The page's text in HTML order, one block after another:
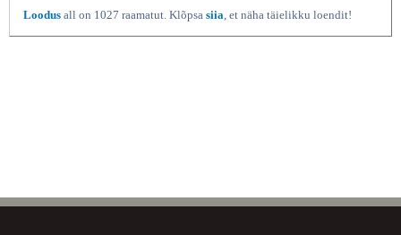
Loodus all on 1027 raamatut. Klõpsa siia , et näha täielikku loendit!